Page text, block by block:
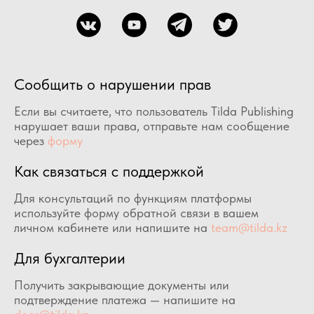
Сообщить о нарушении прав
Если вы считаете, что пользователь Tilda Publishing
нарушает ваши права, отправьте нам сообщение
через форму
Как связаться с поддержкой
Для консультаций по функциям платформы
используйте форму обратной связи в вашем
личном кабинете или напишите на team@tilda.kz
Для бухгалтерии
Получить закрывающие документы или
подтверждение платежа — напишите на